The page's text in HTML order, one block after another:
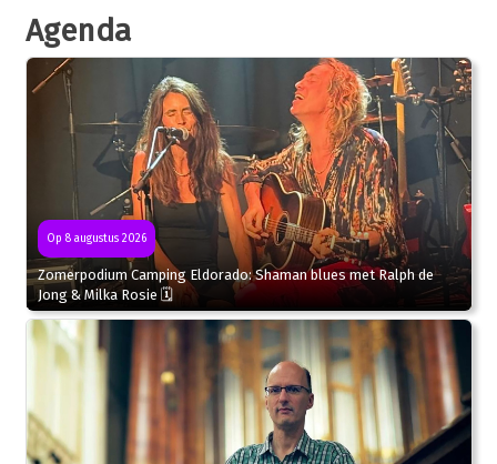
Agenda
Op 8 augustus 2026
Zomerpodium Camping Eldorado: Shaman blues met Ralph de
Jong & Milka Rosie 🗓